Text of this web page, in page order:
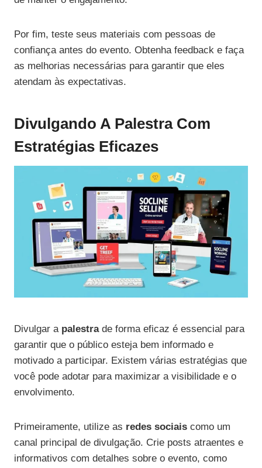
Por fim, teste seus materiais com pessoas de
confiança antes do evento. Obtenha feedback e faça
as melhorias necessárias para garantir que eles
atendam às expectativas.
Divulgando A Palestra Com
Estratégias Eficazes
Divulgar a palestrade forma eficaz é essencial para
garantir que o público esteja bem informado e
motivado a participar. Existem várias estratégias que
você pode adotar para maximizar a visibilidade e o
envolvimento.
Primeiramente, utilize as redes sociais como um
canal principal de divulgação. Crie posts atraentes e
informativos com detalhes sobre o evento, como